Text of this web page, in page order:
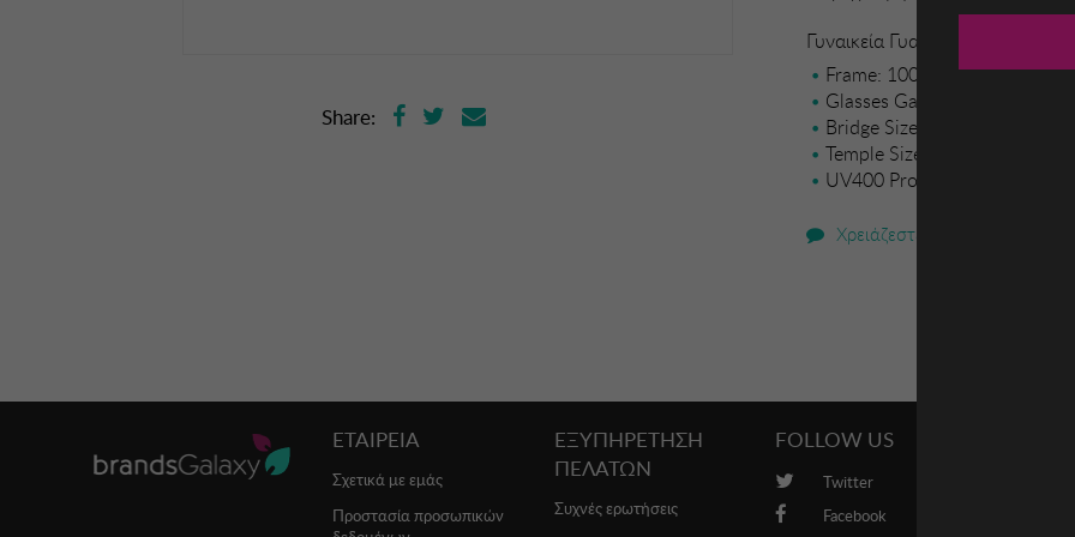
Share:
Γυναικεία Γυαλιά Ηλίου Winona
Frame: 100% PLASTIC
Glasses Gauge Size: 52 mm
Bridge Size: 14 mm
Temple Size: 150 mm
UV400 Protection
Χρειάζεστε βοήθεια;
ΕΤΑΙΡΕΙΑ
Σχετικά με εμάς
Προστασία προσωπικών
ΕΞΥΠΗΡΕΤΗΣΗ
ΠΕΛΑΤΩΝ
Συχνές ερωτήσεις
FOLLOW US
Twitter
Facebook